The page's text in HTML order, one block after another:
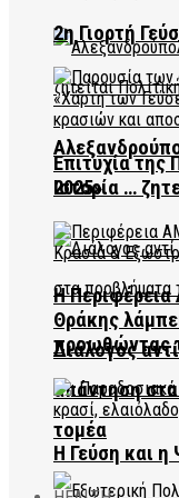
Ιστορία …
Διάλογος
απάντηση
τομέα
2η Γιορτή
Επιτυχία
2025»
Η Περιφέρεια
Θράκης
προωθώντας
Η Γεύση και